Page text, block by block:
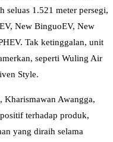
seluas 1.521 meter persegi,
New BinguoEV, New
Tak ketinggalan, unit
seperti Wuling Air
Style.
Kharismawan Awangga,
terhadap produk,
yang diraih selama